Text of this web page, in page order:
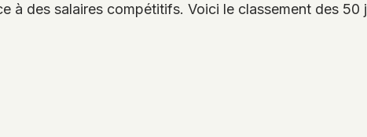
à des salaires compétitifs. Voici le classement des 50